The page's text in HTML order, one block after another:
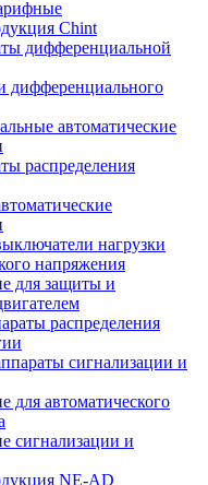
Chint
дифференциальной
дифференциального
автоматические
распределения
нагрузки
напряжения
для защиты и
распределения
сигнализации и
для автоматического
сигнализации и
NE-AD